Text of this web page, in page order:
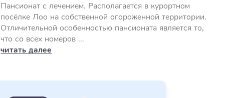
Пансионат с лечением. Располагается в курортном
посёлке Лоо на собственной огороженной территории.
Отличительной особенностью пансионата является то,
что со всех номеров ...
читать далее